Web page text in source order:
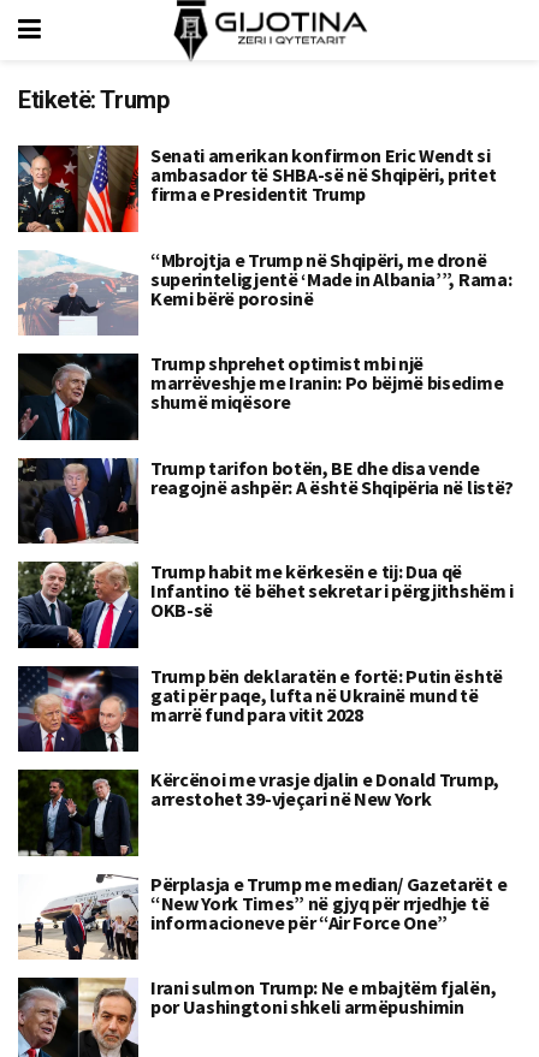
Etiketë:Trump
Senati amerikan konfirmon Eric Wendt si
ambasador të SHBA-së në Shqipëri, pritet
firma e Presidentit Trump
“Mbrojtja e Trump në Shqipëri, me dronë
superinteligjentë ‘Made in Albania’”, Rama:
Kemi bërë porosinë
Trump shprehet optimist mbi një
marrëveshje me Iranin: Po bëjmë bisedime
shumë miqësore
Trump tarifon botën, BE dhe disa vende
reagojnë ashpër: A është Shqipëria në listë?
Trump habit me kërkesën e tij: Dua që
Infantino të bëhet sekretar i përgjithshëm i
OKB-së
Trump bën deklaratën e fortë: Putin është
gati për paqe, lufta në Ukrainë mund të
marrë fund para vitit 2028
Kërcënoi me vrasje djalin e Donald Trump,
arrestohet 39-vjeçari në New York
Përplasja e Trump me median/ Gazetarët e
“New York Times” në gjyq për rrjedhje të
informacioneve për “Air Force One”
Irani sulmon Trump: Ne e mbajtëm fjalën,
por Uashingtoni shkeli armëpushimin